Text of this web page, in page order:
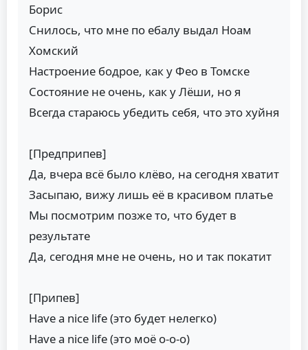
Борис
Снилось, что мне по ебалу выдал Ноам
Хомский
Настроение бодрое, как у Фео в Томске
Состояние не очень, как у Лёши, но я
Всегда стараюсь убедить себя, что это хуйня
[Предприпев]
Да, вчера всё было клёво, на сегодня хватит
Засыпаю, вижу лишь её в красивом платье
Мы посмотрим позже то, что будет в
результате
Да, сегодня мне не очень, но и так покатит
[Припев]
Have a nice life (это будет нелегко)
Have a nice life (это моё о-о-о)